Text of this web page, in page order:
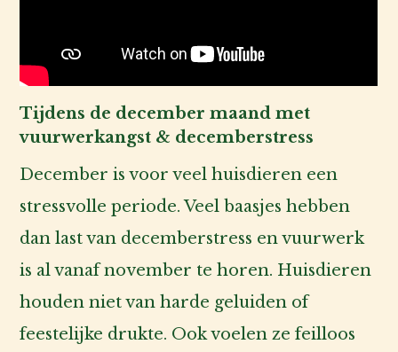
Tijdens de december maand met
vuurwerkangst & decemberstress
December is voor veel huisdieren een
stressvolle periode. Veel baasjes hebben
dan last van decemberstress en vuurwerk
is al vanaf november te horen. Huisdieren
houden niet van harde geluiden of
feestelijke drukte. Ook voelen ze feilloos